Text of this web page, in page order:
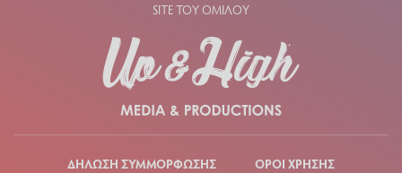
SITE ΤΟΥ ΟΜΙΛΟΥ
ΔΗΛΩΣΗ ΣΥΜΜΟΡΦΩΣΗΣ
ΟΡΟΙ ΧΡΗΣΗΣ